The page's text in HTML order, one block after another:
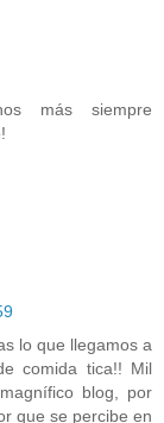
más siempre
lo que llegamos a
comida tica!! Mil
blog, por
que se percibe en